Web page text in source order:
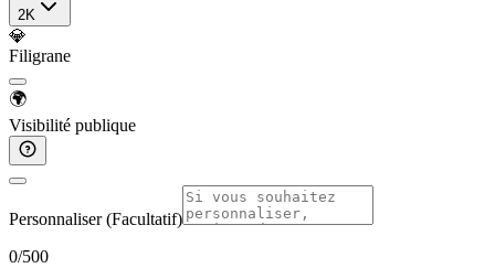
2K
💎
Filigrane
🌍
Visibilité publique
Personnaliser (Facultatif)
0/500